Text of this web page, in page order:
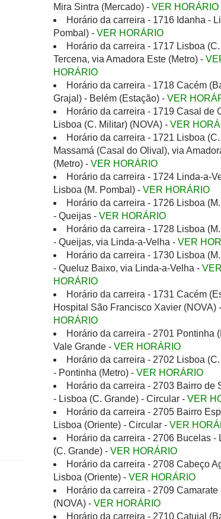
Mira Sintra (Mercado) - VER HORÁRIO
Horário da carreira - 1716 Idanha -
Pombal) - VER HORÁRIO
Horário da carreira - 1717 Lisboa
Tercena, via Amadora Este (Metro) -
HORÁRIO
Horário da carreira - 1718 Cacém
Grajal) - Belém (Estação) - VER
Horário da carreira - 1719 Casal de
Lisboa (C. Militar) (NOVA) - VER
Horário da carreira - 1721 Lisboa
Massamá (Casal do Olival), via
(Metro) - VER HORÁRIO
Horário da carreira - 1724 Linda-a-
Lisboa (M. Pombal) - VER HORÁRIO
Horário da carreira - 1726 Lisboa
- Queijas - VER HORÁRIO
Horário da carreira - 1728 Lisboa
- Queijas, via Linda-a-Velha - VER
Horário da carreira - 1730 Lisboa
- Queluz Baixo, via Linda-a-Velha - VER
HORÁRIO
Horário da carreira - 1731 Cacém
Hospital São Francisco Xavier (NOVA) -
HORÁRIO
Horário da carreira - 2701 Pontinha
Vale Grande - VER HORÁRIO
Horário da carreira - 2702 Lisboa
- Pontinha (Metro) - VER HORÁRIO
Horário da carreira - 2703 Bairro de
- Lisboa (C. Grande) - Circular - VER
Horário da carreira - 2705 Bairro
Lisboa (Oriente) - Circular - VER
Horário da carreira - 2706 Bucelas -
(C. Grande) - VER HORÁRIO
Horário da carreira - 2708 Cabeço
Lisboa (Oriente) - VER HORÁRIO
Horário da carreira - 2709 Camarate
(NOVA) - VER HORÁRIO
Horário da carreira - 2710 Catujal